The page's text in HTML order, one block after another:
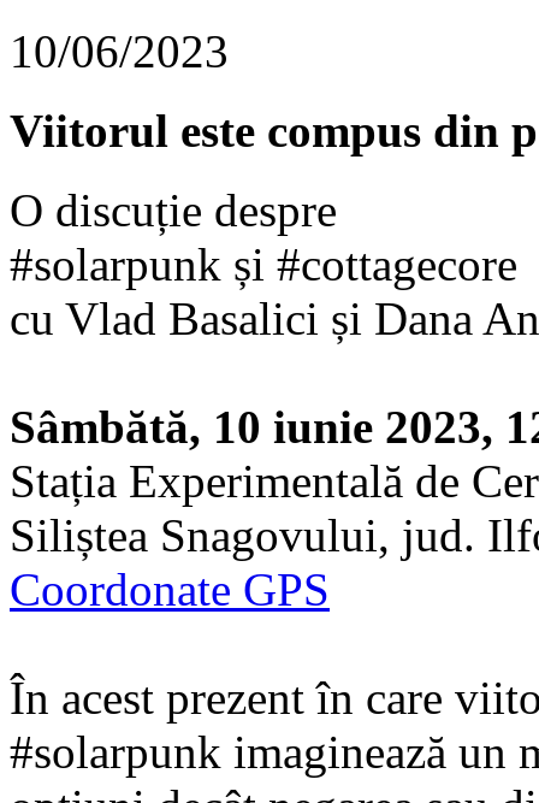
10/06/2023
Viitorul este compus din
O discuție despre
#solarpunk și #cottagecore
cu Vlad Basalici și Dana
Sâmbătă, 10 iunie 2023,
Stația Experimentală de
Siliștea Snagovului, jud.
Coordonate GPS
În acest prezent în care
#solarpunk imaginează un